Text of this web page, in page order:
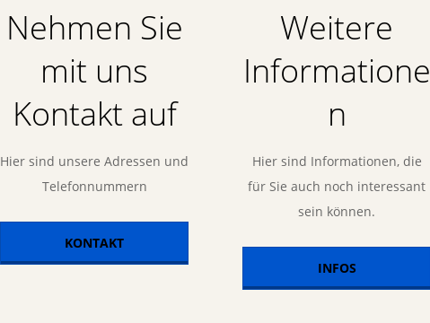
Nehmen Sie
mit uns
Kontakt auf
Hier sind unsere Adressen und
Telefonnummern
KONTAKT
Weitere
Informatione
n
Hier sind Informationen, die
für Sie auch noch interessant
sein können.
INFOS